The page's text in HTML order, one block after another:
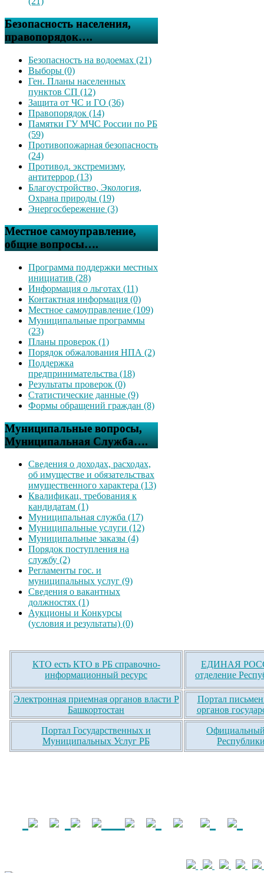
Безопасность населения,
правопорядок….
Безопасность на водоемах (21)
Выборы (0)
Ген. Планы населенных
пунктов СП (12)
Защита от ЧС и ГО (36)
Правопорядок (14)
Памятки ГУ МЧС России по РБ
(59)
Противопожарная безопасность
(24)
Противод. экстремизму,
антитеррор (13)
Благоустройство, Экология,
Охрана природы (19)
Энергосбережение (3)
Местное самоуправление,
общие вопросы….
Программа поддержки местных
инициатив (28)
Информация о льготах (11)
Контактная информация (0)
Местное самоуправление (109)
Муниципальные программы
(23)
Планы проверок (1)
Порядок обжалования НПА (2)
Поддержка
предпринимательства (18)
Результаты проверок (0)
Статистические данные (9)
Формы обращений граждан (8)
Муниципальные вопросы,
Муниципальная Служба….
Сведения о доходах, расходах,
об имуществе и обязательствах
имущественного характера (13)
Квалификац. требования к
кандидатам (1)
Муниципальная служба (17)
Муниципальные услуги (12)
Муниципальные заказы (4)
Порядок поступления на
службу (2)
Регламенты гос. и
муниципальных услуг (9)
Сведения о вакантных
должностях (1)
Аукционы и Конкурсы
(условия и результаты) (0)
КТО есть КТО в РБ справочно-
информационный ресурс
ЕДИНАЯ
отделение
Электронная приемная органов власти Р
Башкортостан
Портал
органов
Портал Государственных и
Муниципальных Услуг РБ
Официальный